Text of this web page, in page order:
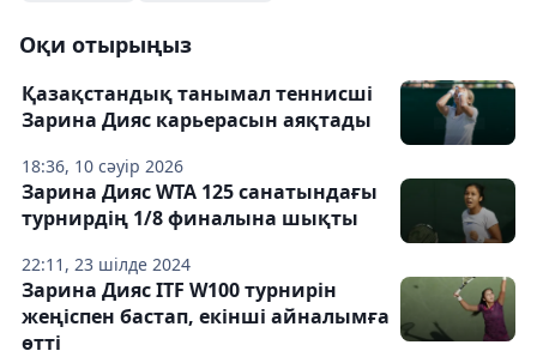
Оқи отырыңыз
18:36, 10 сәуір 2026
Қазақстандық танымал теннисші
Зарина Дияс карьерасын аяқтады
22:11, 23 шілде 2024
Зарина Дияс WTA 125 санатындағы
турнирдің 1/8 финалына шықты
Зарина Дияс ITF W100 турнирін
жеңіспен бастап, екінші айналымға
өтті